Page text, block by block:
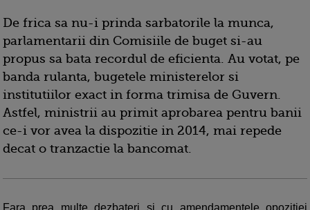
De frica sa nu-i prinda sarbatorile la munca,
parlamentarii din Comisiile de buget si-au
propus sa bata recordul de eficienta. Au votat, pe
banda rulanta, bugetele ministerelor si
institutiilor exact in forma trimisa de Guvern.
Astfel, ministrii au primit aprobarea pentru banii
ce-i vor avea la dispozitie in 2014, mai repede
decat o tranzactie la bancomat.
Fara prea multe dezbateri si cu amendamentele opozitiei